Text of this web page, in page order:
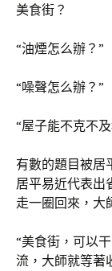
美食街？
“油煙怎么辦？”
“噪聲怎么辦？”
“屋子能不克不
有數的題目被居
居平易近代表出
走一圈回來，大
“美食街，可以
流，大師就等著